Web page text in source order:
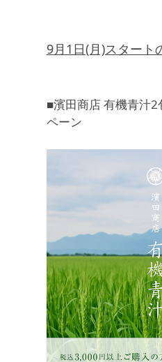
9月1日(月)スタート
■濱田商店 有機青汁
ペーン
OTHER その他